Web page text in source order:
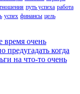
путь успеха работа
успех финансы цель
время очень
предугадать когда
на что-то очень